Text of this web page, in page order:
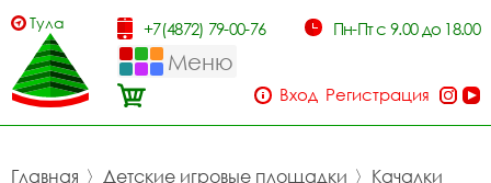
Тула +7(4872) 79-00-76 Пн-Пт с 9.00 до 18.00
Меню
Вход Регистрация
Главная 〉 Детские игровые площадки 〉 Качалки